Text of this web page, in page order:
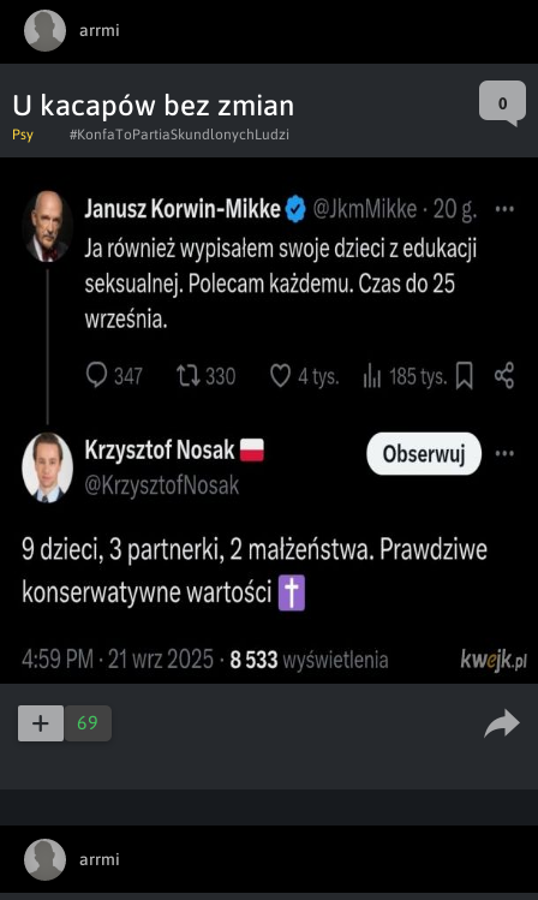
arrmi
U kacapów bez zmian 0
Psy #KonfaToPartiaSkundlonychLudzi
69
arrmi